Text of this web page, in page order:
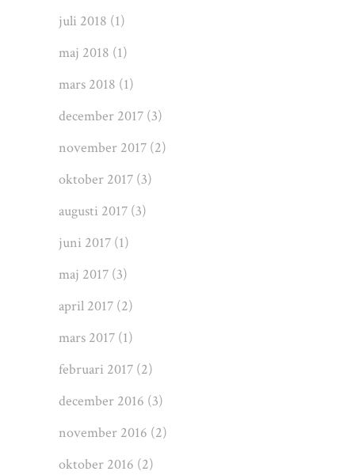
juli 2018 (1)
maj 2018 (1)
mars 2018 (1)
december 2017 (3)
november 2017 (2)
oktober 2017 (3)
augusti 2017 (3)
juni 2017 (1)
maj 2017 (3)
april 2017 (2)
mars 2017 (1)
februari 2017 (2)
december 2016 (3)
november 2016 (2)
oktober 2016 (2)